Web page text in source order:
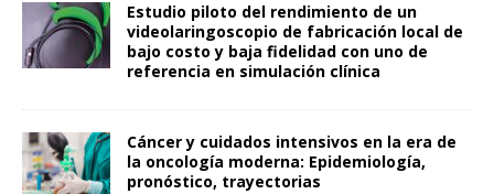
Estudio piloto del rendimiento de un
videolaringoscopio de fabricación local de
bajo costo y baja fidelidad con uno de
referencia en simulación clínica
Cáncer y cuidados intensivos en la era de
la oncología moderna: Epidemiología,
pronóstico, trayectorias